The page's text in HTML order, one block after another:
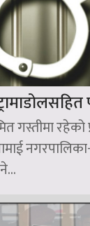
गस्तीमा रहेको